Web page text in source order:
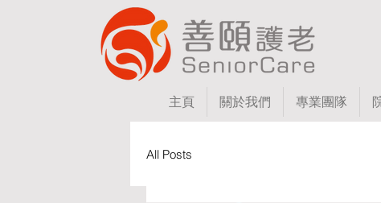
主頁 關於我們 專業團隊
All Posts